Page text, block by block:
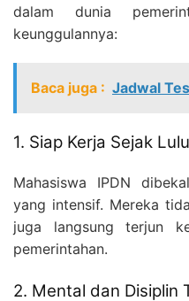
dalam dunia
keunggulannya:
Baca juga : Jadwal
1. Siap Kerja Sejak
Mahasiswa IPDN
yang intensif. Mereka
juga langsung terjun
pemerintahan.
2. Mental dan Disiplin